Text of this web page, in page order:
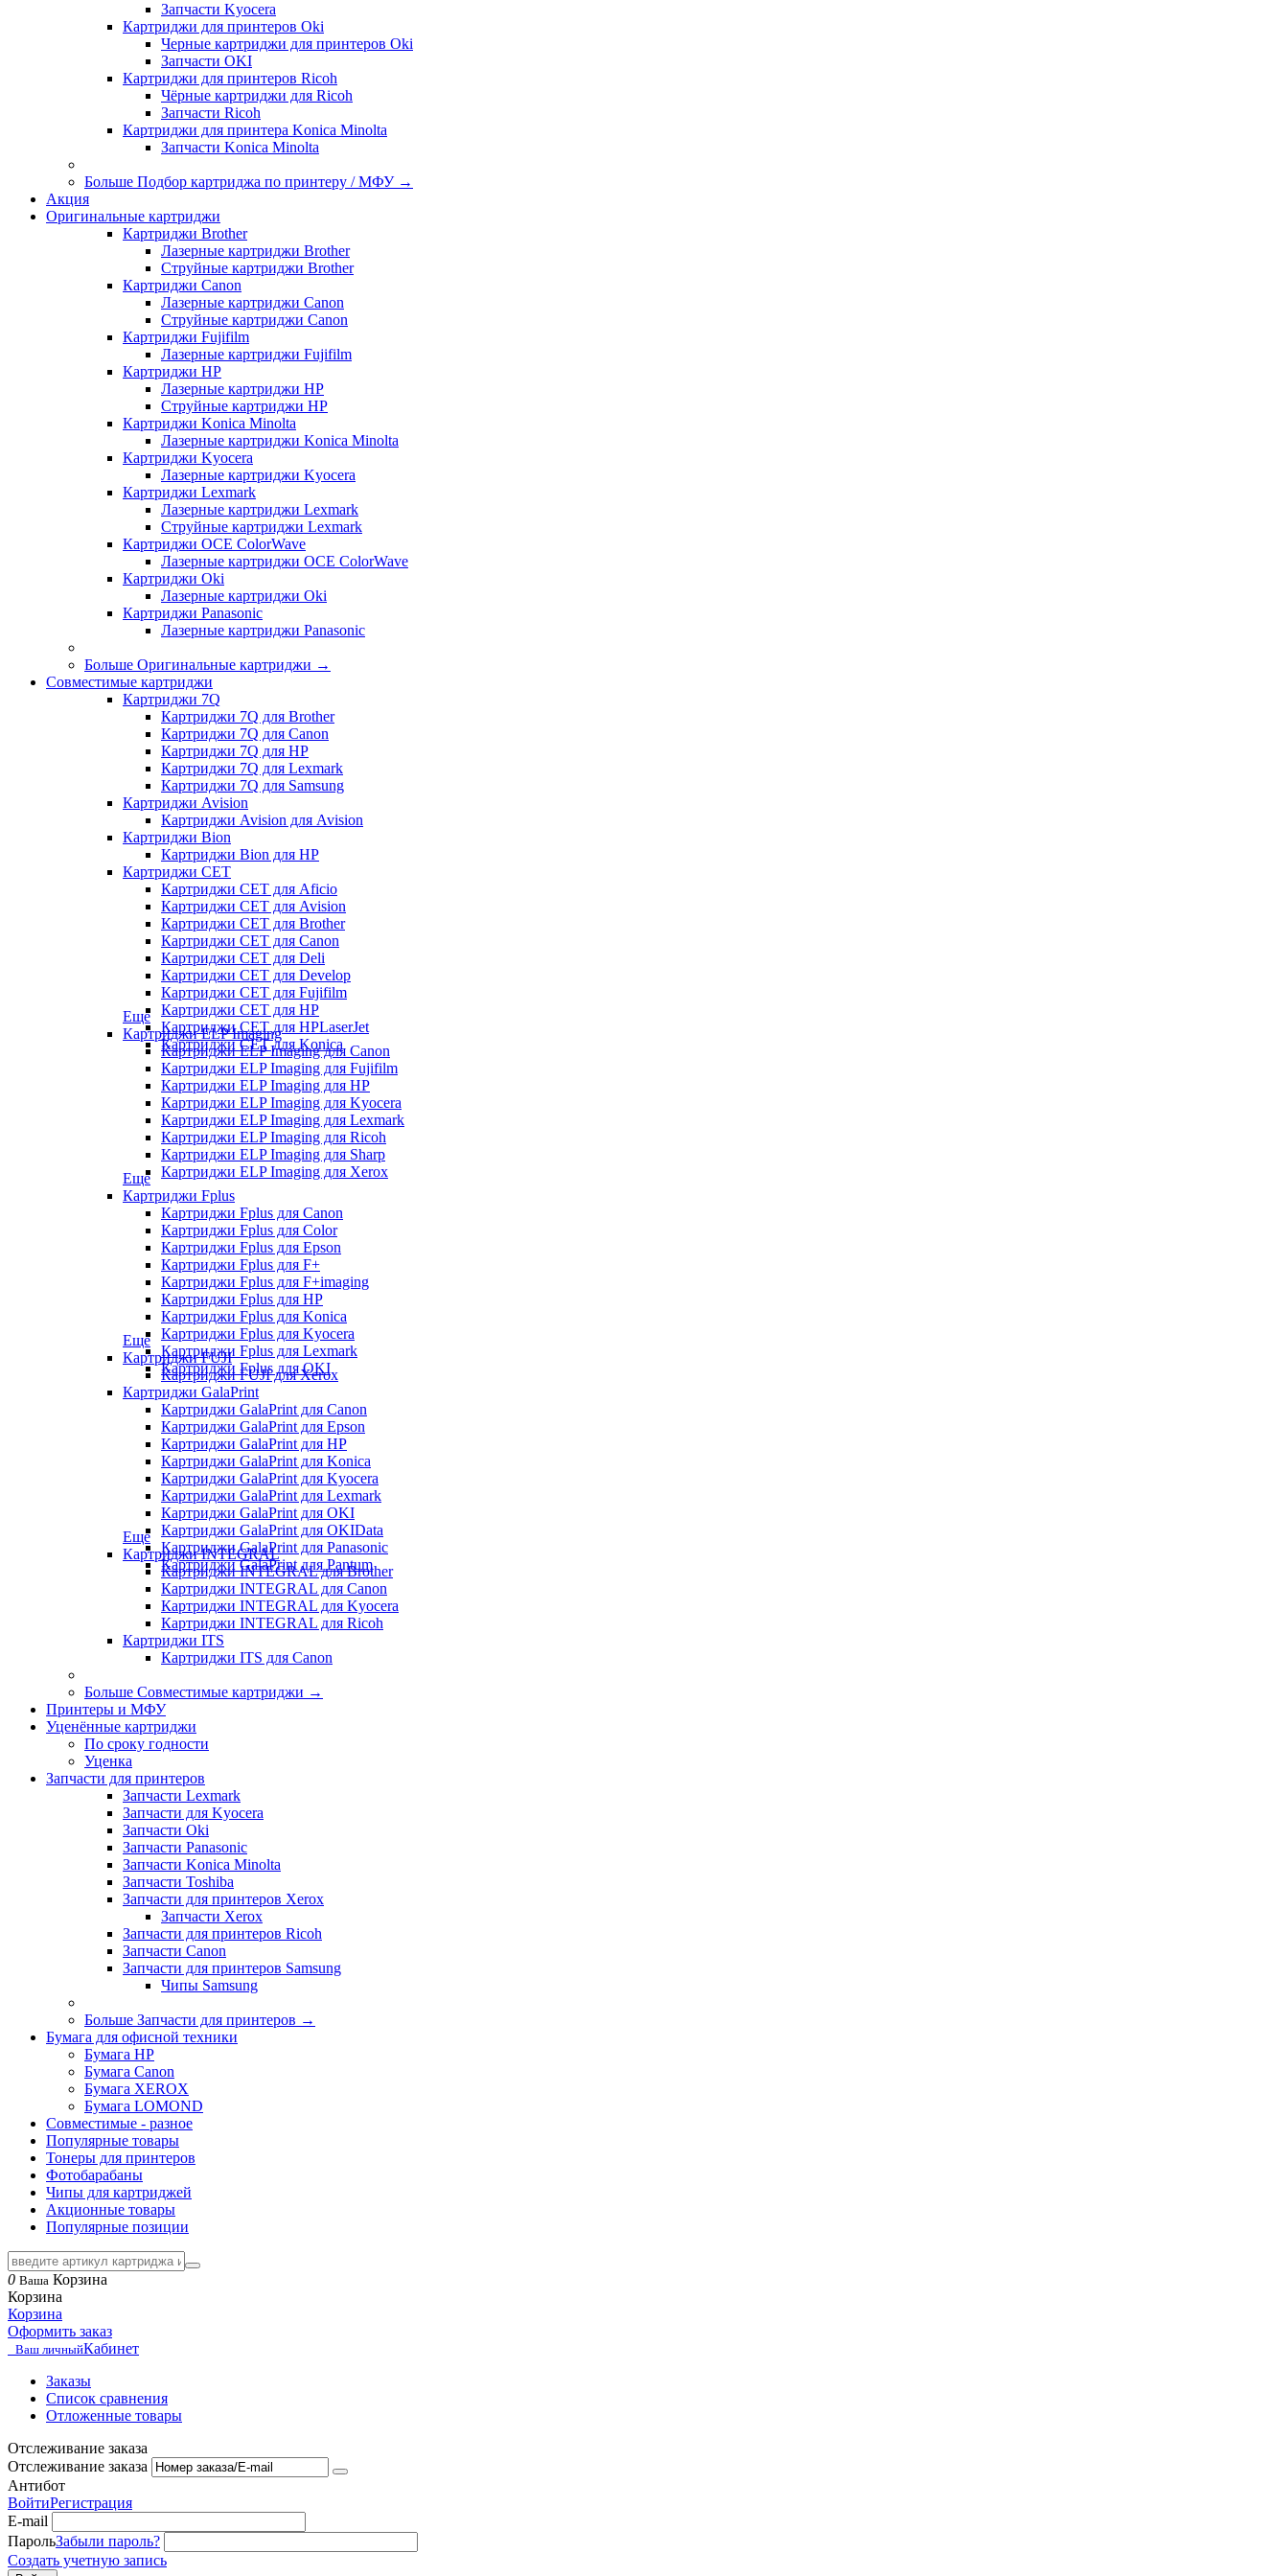
Запчасти Kyocera
Картриджи для принтеров Oki
Черные картриджи для принтеров Oki
Запчасти OKI
Картриджи для принтеров Ricoh
Чёрные картриджи для Ricoh
Запчасти Ricoh
Картриджи для принтера Konica Minolta
Запчасти Koniсa Minolta
Больше Подбор картриджа по принтеру / МФУ →
Акция
Оригинальные картриджи
Картриджи Brother
Лазерные картриджи Brother
Струйные картриджи Brother
Картриджи Canon
Лазерные картриджи Canon
Струйные картриджи Canon
Картриджи Fujifilm
Лазерные картриджи Fujifilm
Картриджи HP
Лазерные картриджи HP
Струйные картриджи HP
Картриджи Konica Minolta
Лазерные картриджи Konica Minolta
Картриджи Kyocera
Лазерные картриджи Kyocera
Картриджи Lexmark
Лазерные картриджи Lexmark
Струйные картриджи Lexmark
Картриджи OCE ColorWave
Лазерные картриджи OCE ColorWave
Картриджи Oki
Лазерные картриджи Oki
Картриджи Panasonic
Лазерные картриджи Panasonic
Больше Оригинальные картриджи →
Совместимые картриджи
Картриджи 7Q
Картриджи 7Q для Brother
Картриджи 7Q для Canon
Картриджи 7Q для HP
Картриджи 7Q для Lexmark
Картриджи 7Q для Samsung
Картриджи Avision
Картриджи Avision для Avision
Картриджи Bion
Картриджи Bion для HP
Картриджи CET
Картриджи CET для Aficio
Картриджи CET для Avision
Картриджи CET для Brother
Картриджи CET для Canon
Картриджи CET для Deli
Картриджи CET для Develop
Картриджи CET для Fujifilm
Картриджи CET для HP
Картриджи CET для HPLaserJet
Картриджи CET для Konica
Еще
Картриджи ELP Imaging
Картриджи ELP Imaging для Canon
Картриджи ELP Imaging для Fujifilm
Картриджи ELP Imaging для HP
Картриджи ELP Imaging для Kyocera
Картриджи ELP Imaging для Lexmark
Картриджи ELP Imaging для Ricoh
Картриджи ELP Imaging для Sharp
Картриджи ELP Imaging для Xerox
Еще
Картриджи Fplus
Картриджи Fplus для Canon
Картриджи Fplus для Color
Картриджи Fplus для Epson
Картриджи Fplus для F+
Картриджи Fplus для F+imaging
Картриджи Fplus для HP
Картриджи Fplus для Konica
Картриджи Fplus для Kyocera
Картриджи Fplus для Lexmark
Картриджи Fplus для OKI
Еще
Картриджи FUJI
Картриджи FUJI для Xerox
Картриджи GalaPrint
Картриджи GalaPrint для Canon
Картриджи GalaPrint для Epson
Картриджи GalaPrint для HP
Картриджи GalaPrint для Konica
Картриджи GalaPrint для Kyocera
Картриджи GalaPrint для Lexmark
Картриджи GalaPrint для OKI
Картриджи GalaPrint для OKIData
Картриджи GalaPrint для Panasonic
Картриджи GalaPrint для Pantum
Еще
Картриджи INTEGRAL
Картриджи INTEGRAL для Brother
Картриджи INTEGRAL для Canon
Картриджи INTEGRAL для Kyocera
Картриджи INTEGRAL для Ricoh
Картриджи ITS
Картриджи ITS для Canon
Больше Совместимые картриджи →
Принтеры и МФУ
Уценённые картриджи
По сроку годности
Уценка
Запчасти для принтеров
Запчасти Lexmark
Запчасти для Kyocera
Запчасти Oki
Запчасти Panasonic
Запчасти Koniсa Minolta
Запчасти Toshiba
Запчасти для принтеров Xerox
Запчасти Xerox
Запчасти для принтеров Ricoh
Запчасти Canon
Запчасти для принтеров Samsung
Чипы Samsung
Больше Запчасти для принтеров →
Бумага для офисной техники
Бумага HP
Бумага Canon
Бумага XEROX
Бумага LOMOND
Совместимые - разное
Популярные товары
Тонеры для принтеров
Фотобарабаны
Чипы для картриджей
Акционные товары
Популярные позиции
0 Ваша Корзина
Корзина
Корзина
Оформить заказ
Ваш личныйКабинет
Заказы
Список сравнения
Отложенные товары
Отслеживание заказа
Отслеживание заказа
Антибот
ВойтиРегистрация
E-mail
ПарольЗабыли пароль?
Создать учетную запись